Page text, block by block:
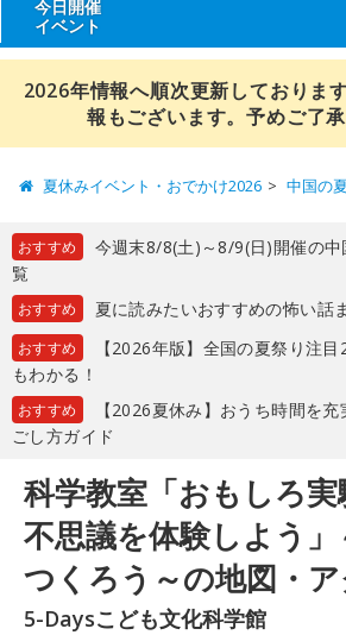
今日開催
イベント
2026年情報へ順次更新しておりま
報もございます。予めご了承
夏休みイベント・おでかけ2026 中国の
おすすめ
今週末8/8(土)～8/9(日)開催の
覧
おすすめ 夏に読みたいおすすめの怖い話
おすすめ
【2026年版】全国の夏祭り注
もわかる！
おすすめ
【2026夏休み】おうち時間を
ごし方ガイド
科学教室「おもしろ
不思議を体験しよう
つくろう～の地図・
5-Daysこども文化科学館